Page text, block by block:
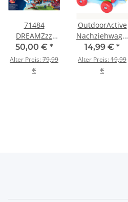
71484
DREAMZzz
Coopers Dino-
Mech C-Rex
50,00 € *
Alter Preis:79,99
€
OutdoorActive
Nachziehwagen
mit
Eimergarnitur
14,99 € *
Alter Preis:19,99
€